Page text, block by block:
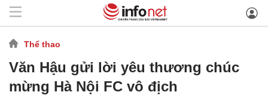
Thể thao
Văn Hậu gửi lời yêu thương chúc
mừng Hà Nội FC vô địch